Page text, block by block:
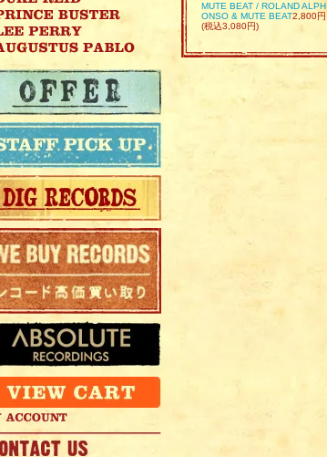
MUTE BEAT / ROLAND ALPH
ONSO & MUTE BEAT2,800円
(税込3,080円)